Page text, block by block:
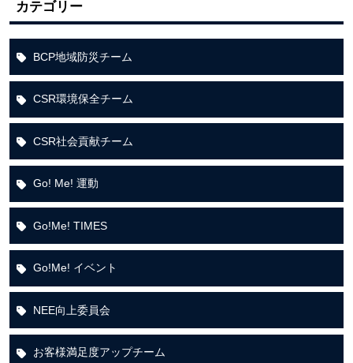
カテゴリー
BCP地域防災チーム
CSR環境保全チーム
CSR社会貢献チーム
Go! Me! 運動
Go!Me! TIMES
Go!Me! イベント
NEE向上委員会
お客様満足度アップチーム